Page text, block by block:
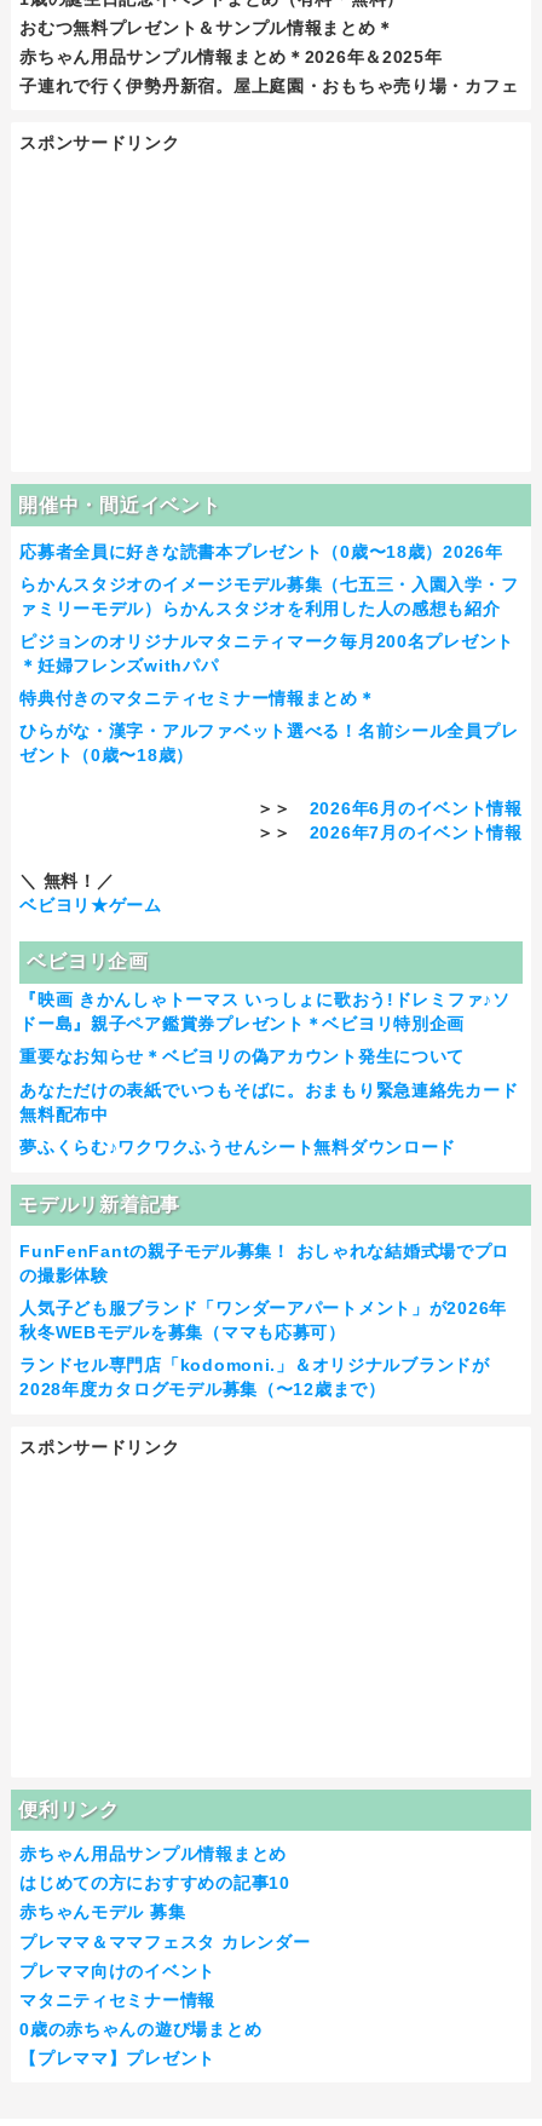
おむつ無料プレゼント＆サンプル情報まとめ＊
赤ちゃん用品サンプル情報まとめ＊2026年＆2025年
子連れで行く伊勢丹新宿。屋上庭園・おもちゃ売り場・カフェ
スポンサードリンク
開催中・間近イベント
応募者全員に好きな読書本プレゼント（0歳〜18歳）2026年
らかんスタジオのイメージモデル募集（七五三・入園入学・フ
ァミリーモデル）らかんスタジオを利用した人の感想も紹介
ピジョンのオリジナルマタニティマーク毎月200名プレゼント
＊妊婦フレンズwithパパ
特典付きのマタニティセミナー情報まとめ＊
ひらがな・漢字・アルファベット選べる！名前シール全員プレ
ゼント（0歳〜18歳）
＞＞ 2026年6月のイベント情報
＞＞ 2026年7月のイベント情報
＼ 無料！／
ベビヨリ★ゲーム
ベビヨリ企画
『映画 きかんしゃトーマス いっしょに歌おう!ドレミファ♪ソ
ドー島』親子ペア鑑賞券プレゼント＊ベビヨリ特別企画
重要なお知らせ＊ベビヨリの偽アカウント発生について
あなただけの表紙でいつもそばに。おまもり緊急連絡先カード
無料配布中
夢ふくらむ♪ワクワクふうせんシート無料ダウンロード
モデルリ新着記事
FunFenFantの親子モデル募集！ おしゃれな結婚式場でプロ
の撮影体験
人気子ども服ブランド「ワンダーアパートメント」が2026年
秋冬WEBモデルを募集（ママも応募可）
ランドセル専門店「kodomoni.」＆オリジナルブランドが
2028年度カタログモデル募集（〜12歳まで）
スポンサードリンク
便利リンク
赤ちゃん用品サンプル情報まとめ
はじめての方におすすめの記事10
赤ちゃんモデル 募集
プレママ＆ママフェスタ カレンダー
プレママ向けのイベント
マタニティセミナー情報
0歳の赤ちゃんの遊び場まとめ
【プレママ】プレゼント